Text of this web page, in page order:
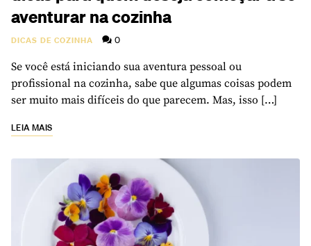
aventurar na cozinha
DICAS DE COZINHA 0
Se você está iniciando sua aventura pessoal ou
profissional na cozinha, sabe que algumas coisas podem
ser muito mais difíceis do que parecem. Mas, isso […]
LEIA MAIS